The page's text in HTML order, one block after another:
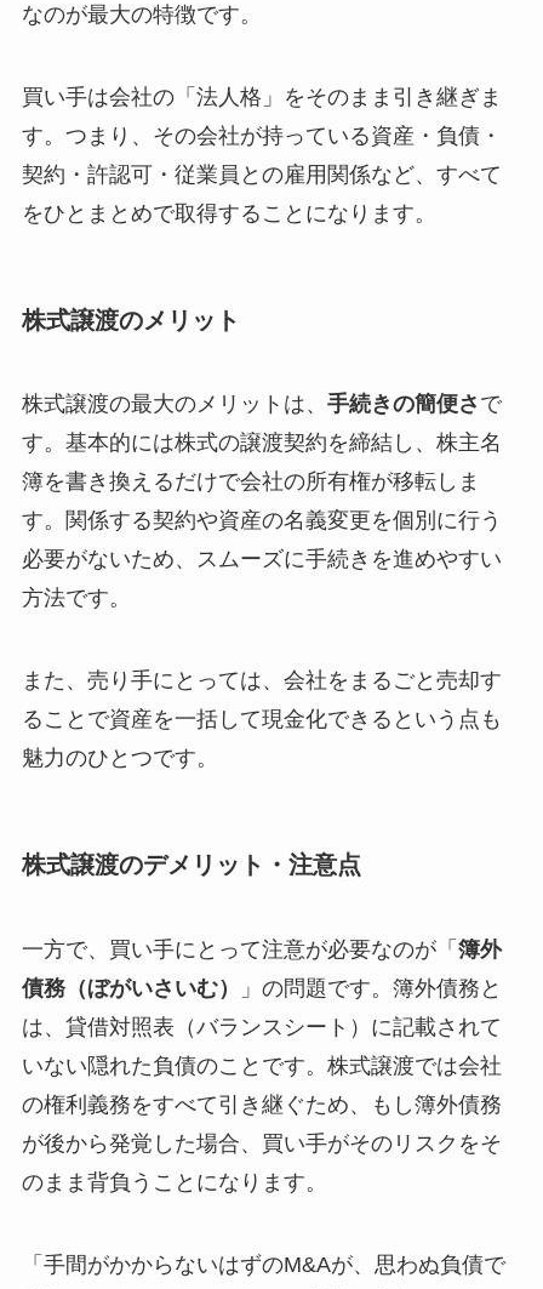
なのが最大の特徴です。
買い手は会社の「法人格」をそのまま引き継ぎま
す。つまり、その会社が持っている資産・負債・
契約・許認可・従業員との雇用関係など、すべて
をひとまとめで取得することになります。
株式譲渡のメリット
株式譲渡の最大のメリットは、 手続きの簡便さ で
す。基本的には株式の譲渡契約を締結し、株主名
簿を書き換えるだけで会社の所有権が移転しま
す。関係する契約や資産の名義変更を個別に行う
必要がないため、スムーズに手続きを進めやすい
方法です。
また、売り手にとっては、会社をまるごと売却す
ることで資産を一括して現金化できるという点も
魅力のひとつです。
株式譲渡のデメリット・注意点
一方で、買い手にとって注意が必要なのが「 簿外
債務（ぼがいさいむ）
」の問題です。簿外債務と
は、貸借対照表（バランスシート）に記載されて
いない隠れた負債のことです。株式譲渡では会社
の権利義務をすべて引き継ぐため、もし簿外債務
が後から発覚した場合、買い手がそのリスクをそ
のまま背負うことになります。
「手間がかからないはずのM&Aが、思わぬ負債で